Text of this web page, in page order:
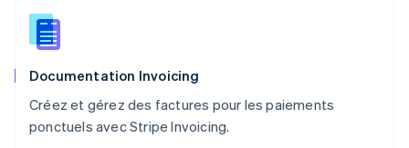
Documentation Invoicing
Créez et gérez des factures pour les paiements
ponctuels avec Stripe Invoicing.
English
Roumanie
Royaume-Uni
Singapour
English 简体中文